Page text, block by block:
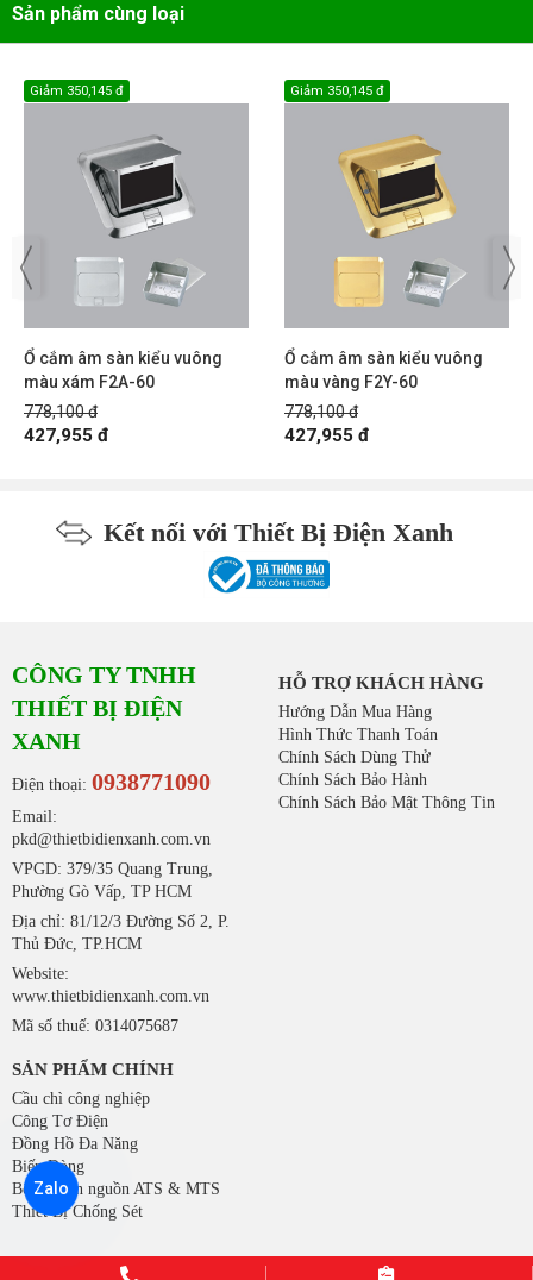
Sản phẩm cùng loại
Ổ cắm âm sàn kiểu vuông
màu xám F2A-60
778,100 đ
Giảm 350,145 đ
427,955 đ
Ổ cắm âm sàn kiểu vuông
màu vàng F2Y-60
778,100 đ
Giảm 350,145 đ
427,955 đ
Kết nối với Thiết Bị Điện Xanh
CÔNG TY TNHH
THIẾT BỊ ĐIỆN
XANH
Điện thoại: 0938771090
Email:
pkd@thietbidienxanh.com.vn
VPGD: 379/35 Quang Trung,
Phường Gò Vấp, TP HCM
Địa chỉ: 81/12/3 Đường Số 2, P.
Thủ Đức, TP.HCM
Website:
www.thietbidienxanh.com.vn
Mã số thuế: 0314075687
HỖ TRỢ KHÁCH HÀNG
Hướng Dẫn Mua Hàng
Hình Thức Thanh Toán
Chính Sách Dùng Thử
Chính Sách Bảo Hành
Chính Sách Bảo Mật Thông Tin
SẢN PHẨM CHÍNH
Cầu chì công nghiệp
Công Tơ Điện
Đồng Hồ Đa Năng
Biến Dòng
Bộ chuyển nguồn ATS & MTS
Thiết Bị Chống Sét
Zalo